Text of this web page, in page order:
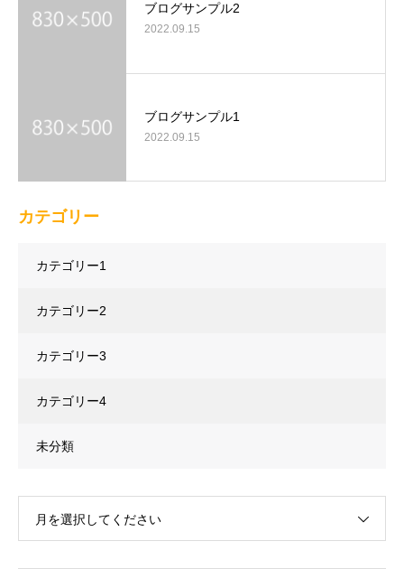
ブログサンプル2
2022.09.15
ブログサンプル1
2022.09.15
カテゴリー
カテゴリー1
カテゴリー2
カテゴリー3
カテゴリー4
未分類
月を選択してください